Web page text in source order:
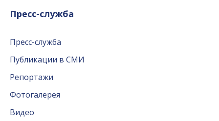
Пресс-служба
Пресс-служба
Публикации в СМИ
Репортажи
Фотогалерея
Видео